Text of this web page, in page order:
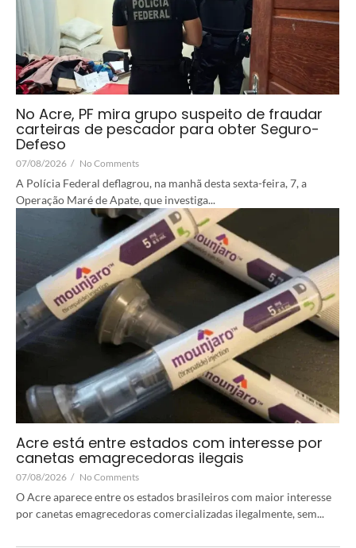
No Acre, PF mira grupo suspeito de fraudar
carteiras de pescador para obter Seguro-
Defeso
07/08/2026 / No Comments
A Polícia Federal deflagrou, na manhã desta sexta-feira, 7, a
Operação Maré de Apate, que investiga...
Acre está entre estados com interesse por
canetas emagrecedoras ilegais
07/08/2026 / No Comments
O Acre aparece entre os estados brasileiros com maior interesse
por canetas emagrecedoras comercializadas ilegalmente, sem...